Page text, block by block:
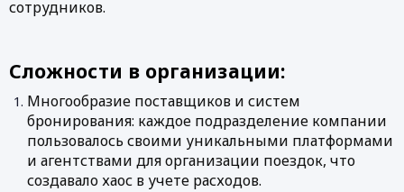
сотрудников.
Сложности в организации:
Многообразие поставщиков и систем
бронирования: каждое подразделение компании
пользовалось своими уникальными платформами
и агентствами для организации поездок, что
создавало хаос в учете расходов.